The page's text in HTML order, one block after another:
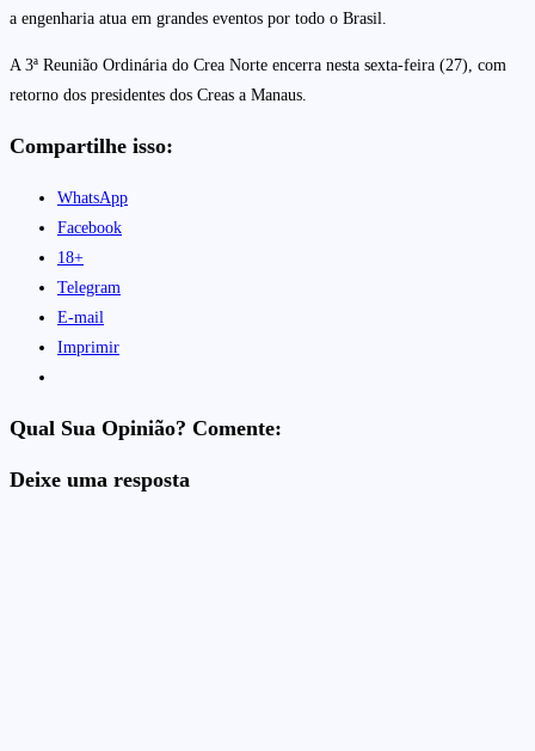
a engenharia atua em grandes eventos por todo o Brasil.
A 3ª Reunião Ordinária do Crea Norte encerra nesta sexta-feira (27), com
retorno dos presidentes dos Creas a Manaus.
Compartilhe isso:
WhatsApp
Facebook
18+
Telegram
E-mail
Imprimir
Qual Sua Opinião? Comente:
Deixe uma resposta